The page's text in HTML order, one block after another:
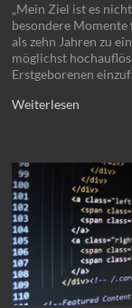
„Mein Ziel ist es
besondere
als zehn Jahren zu
möglichst
Erstgeborenen
Weiterlesen